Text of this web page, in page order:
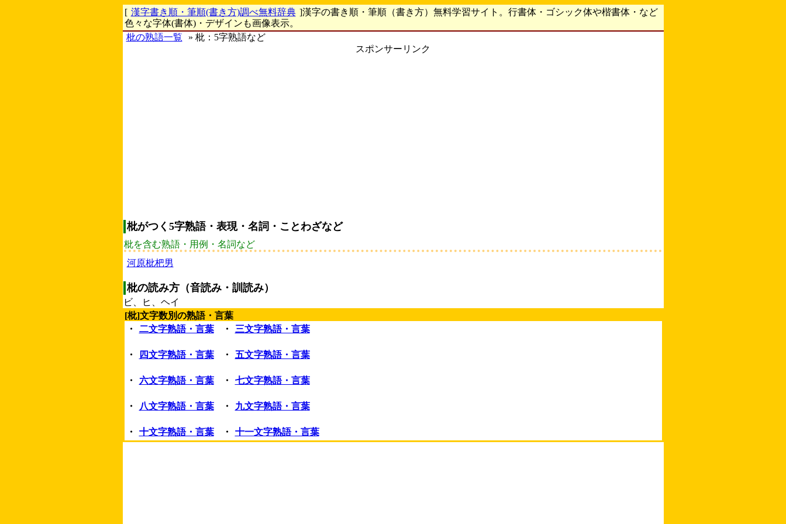
[ 漢字書き順・筆順(書き方)調べ無料辞典 ]漢字の書き順・筆順（書き方）無料学習サイト。行書体・ゴシック体や楷書体・など
色々な字体(書体)・デザインも画像表示。
枇の熟語一覧
» 枇：5字熟語など
スポンサーリンク
枇がつく5字熟語・表現・名詞・ことわざなど
枇を含む熟語・用例・名詞など
河原枇杷男
枇の読み方（音読み・訓読み）
ビ、ヒ、ヘイ
[枇]文字数別の熟語・言葉
・
二文字熟語・言葉 ・ 三文字熟語・言葉
・ 四文字熟語・言葉 ・ 五文字熟語・言葉
・ 六文字熟語・言葉 ・ 七文字熟語・言葉
・ 八文字熟語・言葉 ・ 九文字熟語・言葉
・ 十文字熟語・言葉 ・ 十一文字熟語・言葉